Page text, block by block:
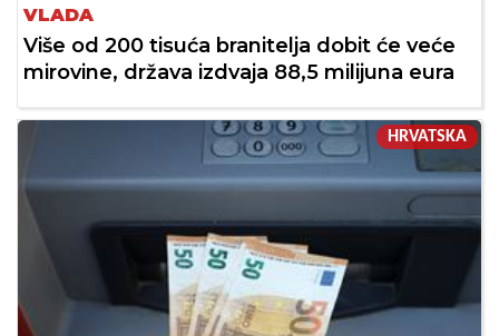
VLADA
Više od 200 tisuća branitelja dobit će veće
mirovine, država izdvaja 88,5 milijuna eura
HRVATSKA